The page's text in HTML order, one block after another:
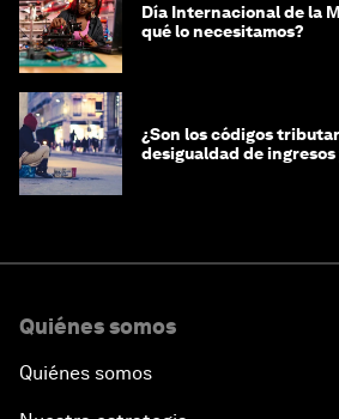
Día Internacional de la
qué lo necesitamos?
¿Son los códigos
desigualdad de
Quiénes somos
Quiénes somos